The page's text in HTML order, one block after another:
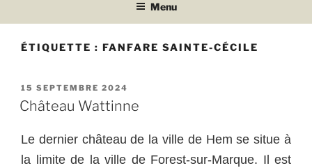
Menu
ÉTIQUETTE : FANFARE SAINTE-CÉCILE
PUBLIÉ
LE
15 SEPTEMBRE 2024
Château Wattinne
Le dernier château de la ville de Hem se situe à
la limite de la ville de Forest-sur-Marque. Il est